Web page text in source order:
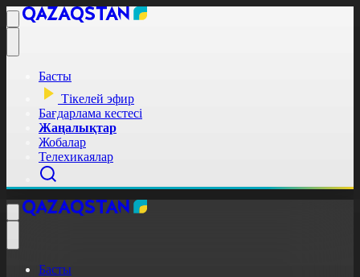
Басты
Тікелей эфир
Бағдарлама кестесі
Жаңалықтар
Жобалар
Телехикаялар
Басты